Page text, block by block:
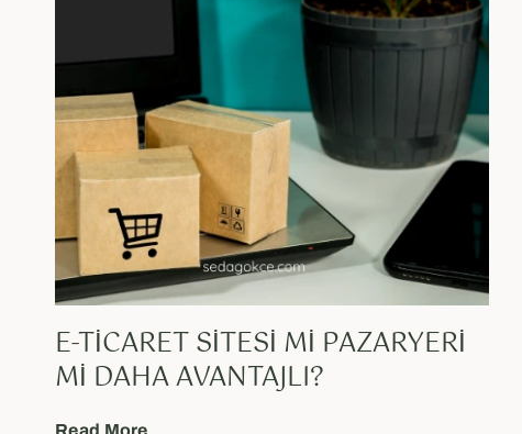
E-TICARET SITESI MI PAZARYERI
MI DAHA AVANTAJLI?